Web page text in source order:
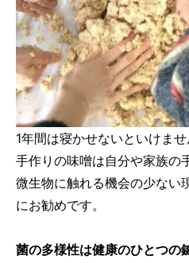
1年間は寝かせないといけませ
手作りの味噌は自分や家族の
微生物に触れる機会の少ない
にお勧めです。
菌の多様性は健康のひとつの